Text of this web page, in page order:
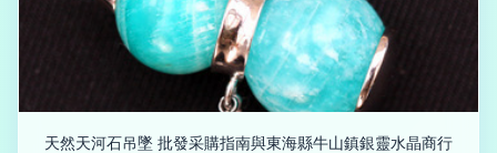
天然天河石吊墜 批發采購指南與東海縣牛山鎮銀靈水晶商行